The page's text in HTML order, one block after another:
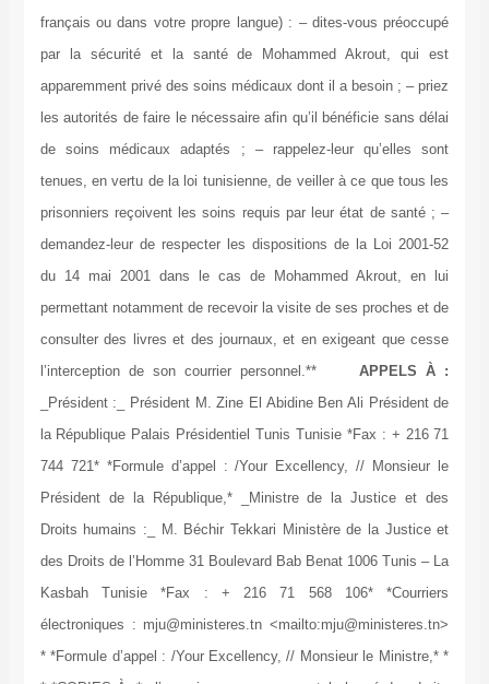
français ou dans votre propre langue) : – dites-vous préoccupé
par la sécurité et la santé de Mohammed Akrout, qui est
apparemment privé des soins médicaux dont il a besoin ; – priez
les autorités de faire le nécessaire afin qu’il bénéficie sans délai
de soins médicaux adaptés ; – rappelez-leur qu’elles sont
tenues, en vertu de la loi tunisienne, de veiller à ce que tous les
prisonniers reçoivent les soins requis par leur état de santé ; –
demandez-leur de respecter les dispositions de la Loi 2001-52
du 14 mai 2001 dans le cas de Mohammed Akrout, en lui
permettant notamment de recevoir la visite de ses proches et de
consulter des livres et des journaux, et en exigeant que cesse
l’interception de son courrier personnel.**
APPELS À :
_Président :_ Président M. Zine El Abidine Ben Ali Président de
la République Palais Présidentiel Tunis Tunisie *Fax : + 216 71
744 721* *Formule d’appel : /Your Excellency, // Monsieur le
Président de la République,* _Ministre de la Justice et des
Droits humains :_ M. Béchir Tekkari Ministère de la Justice et
des Droits de l’Homme 31 Boulevard Bab Benat 1006 Tunis – La
Kasbah Tunisie *Fax : + 216 71 568 106* *Courriers
électroniques : mju@ministeres.tn <mailto:mju@ministeres.tn>
* *Formule d’appel : /Your Excellency, // Monsieur le Ministre,* *